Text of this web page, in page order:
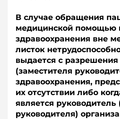
В случае обращения
медицинской помощью
здравоохранения вне
листок
выдается с разрешения
(заместителя
здравоохранения,
их отсутствии либо
является руководитель
руководителя)